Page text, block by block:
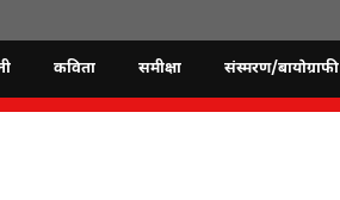
कविता समीक्षा संस्मरण/बायोग्राफी